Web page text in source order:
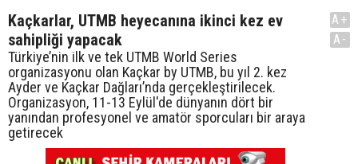
Kaçkarlar, UTMB heyecanına ikinci kez ev
sahipliği yapacak
Türkiye’nin ilk ve tek UTMB World Series
organizasyonu olan Kaçkar by UTMB, bu yıl 2. kez
Ayder ve Kaçkar Dağları’nda gerçekleştirilecek.
Organizasyon, 11-13 Eylül'de dünyanın dört bir
yanından profesyonel ve amatör sporcuları bir araya
getirecek
A+
A-